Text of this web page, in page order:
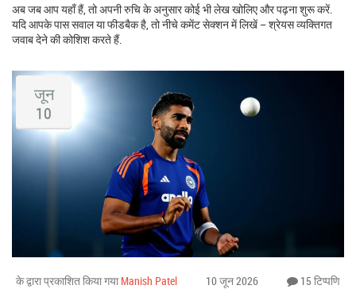
अब जब आप यहाँ हैं, तो अपनी रुचि के अनुसार कोई भी लेख खोलिए और पढ़ना शुरू करें.
यदि आपके पास सवाल या फीडबैक है, तो नीचे कमेंट सेक्शन में लिखें – श्रेयस व्यक्तिगत
जवाब देने की कोशिश करते हैं.
जून
10
के द्वारा प्रकाशित किया गया Manish Patel 10 जून 2026 15 टिप्पणि